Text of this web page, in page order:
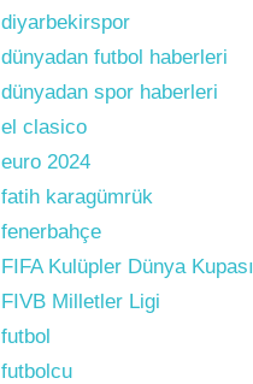
diyarbekirspor
dünyadan futbol haberleri
dünyadan spor haberleri
el clasico
euro 2024
fatih karagümrük
fenerbahçe
FIFA Kulüpler Dünya Kupası
FIVB Milletler Ligi
futbol
futbolcu